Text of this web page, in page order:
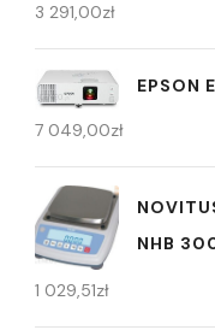
3 291,00zł
EPSON
7 049,00zł
NHB
1 029,51zł